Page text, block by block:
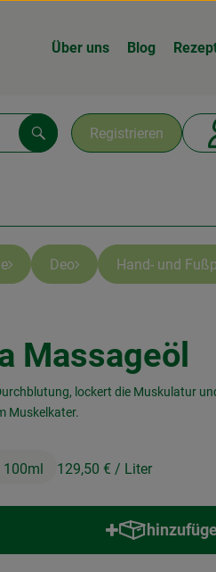
Über uns Blog
Registrieren
Suchen
Deo Hand- und
Massageöl
lockert die Muskulatur
Muskelkater.
129,50 € / Liter
Produkt